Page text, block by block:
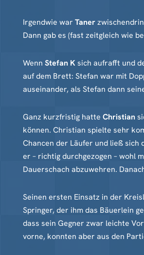
Irgendwie war Taner
Dann gab es (fast zeitgleich wie
Wenn Stefan Ksich aufrafft und
auf dem Brett: Stefan war mit
auseinander, als Stefan dann
Ganz kurzfristig hatte Christian
können. Christian spielte sehr
Chancen der Läufer und ließ sich
er – richtig durchgezogen – wohl
Dauerschach abzuwehren.
Seinen ersten Einsatz in der
Springer, der ihm das Bäuerlein
dass sein Gegner zwar leichte
vorne, konnten aber aus den